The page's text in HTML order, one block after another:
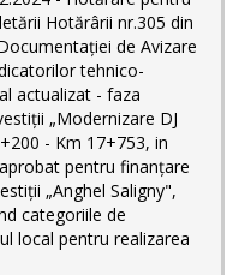
Hotărârii nr.305 din
de Avizare
tehnico-
actualizat - faza
„Modernizare DJ
- Km 17+753, in
pentru finanțare
„Anghel Saligny",
categoriile de
local pentru realizarea